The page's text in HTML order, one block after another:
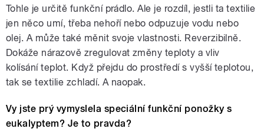
Tohle je určitě funkční prádlo. Ale je rozdíl, jestli ta textilie
jen něco umí, třeba nehoří nebo odpuzuje vodu nebo
olej. A může také měnit svoje vlastnosti. Reverzibilně.
Dokáže nárazově zregulovat změny teploty a vliv
kolísání teplot. Když přejdu do prostředí s vyšší teplotou,
tak se textilie zchladí. A naopak.
Vy jste prý vymyslela speciální funkční ponožky s
eukalyptem? Je to pravda?